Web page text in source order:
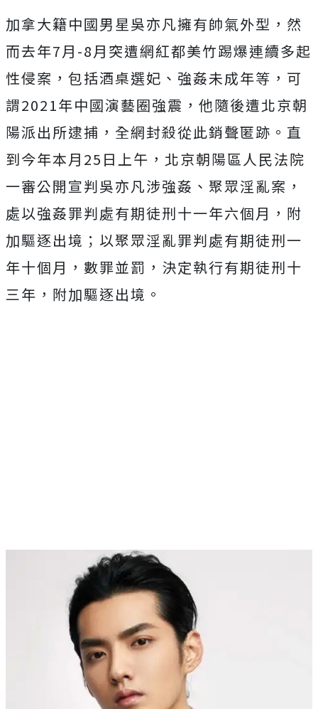
加拿大籍中國男星吳亦凡擁有帥氣外型，然
而去年7月-8月突遭網紅都美竹踢爆連續多起
性侵案，包括酒桌選妃、強姦未成年等，可
謂2021年中國演藝圈強震，他隨後遭北京朝
陽派出所逮捕，全網封殺從此銷聲匿跡。 直
到今年本月25日上午，北京朝陽區人民法院
一審公開宣判吳亦凡涉強姦、聚眾淫亂案，
處以強姦罪判處有期徒刑十一年六個月，附
加驅逐出境；以聚眾淫亂罪判處有期徒刑一
年十個月，數罪並罰，決定執行有期徒刑十
三年，附加驅逐出境。